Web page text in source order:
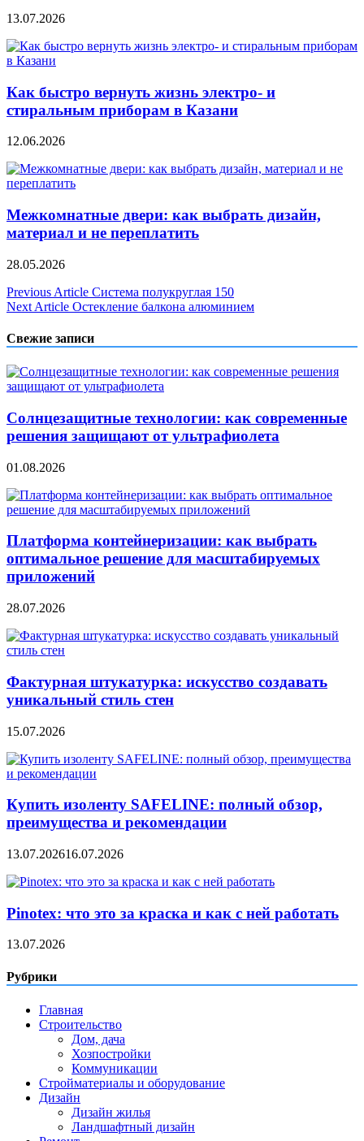
13.07.2026
Как быстро вернуть жизнь электро- и
стиральным приборам в Казани
12.06.2026
Межкомнатные двери: как выбрать дизайн,
материал и не переплатить
28.05.2026
Навигация
по
записям
Previous Article Cистема полукруглая 150
Next Article Остекление балкона алюминием
Свежие записи
Солнцезащитные технологии: как современные
решения защищают от ультрафиолета
01.08.2026
Платформа контейнеризации: как выбрать
оптимальное решение для масштабируемых
приложений
28.07.2026
Фактурная штукатурка: искусство создавать
уникальный стиль стен
15.07.2026
Купить изоленту SAFELINE: полный обзор,
преимущества и рекомендации
13.07.202616.07.2026
Pinotex: что это за краска и как с ней работать
13.07.2026
Рубрики
Главная
Строительство
Дом, дача
Хозпостройки
Коммуникации
Стройматериалы и оборудование
Дизайн
Дизайн жилья
Ландшафтный дизайн